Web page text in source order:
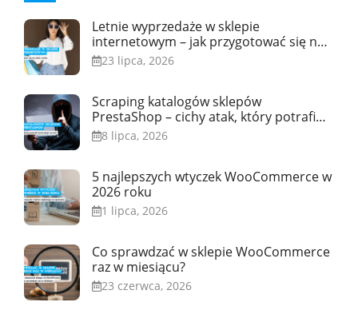
Letnie wyprzedaże w sklepie
internetowym – jak przygotować się na
skok ruchu
23 lipca, 2026
Scraping katalogów sklepów
PrestaShop – cichy atak, który potrafi
przeciążyć serwer
8 lipca, 2026
5 najlepszych wtyczek WooCommerce w
2026 roku
1 lipca, 2026
Co sprawdzać w sklepie WooCommerce
raz w miesiącu?
23 czerwca, 2026